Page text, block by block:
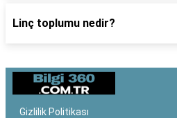
Linç toplumu nedir?
Gizlilik Politikası